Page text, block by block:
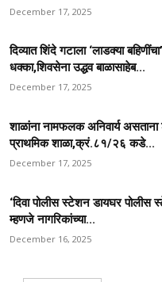
December 17, 2025
दिव्यात शिंदे गटाला ‘लाडक्या
धक्का,शिवसेना उद्धव बाळासाहेब...
December 17, 2025
शाळांना नामफलक अनिवार्य
प्राथमिक शाळा,क्रं.८१/२६ कडे...
December 17, 2025
‘दिवा पोलीस स्टेशन डायघर पोलीस
म्हणजे नागरिकांच्या...
December 16, 2025